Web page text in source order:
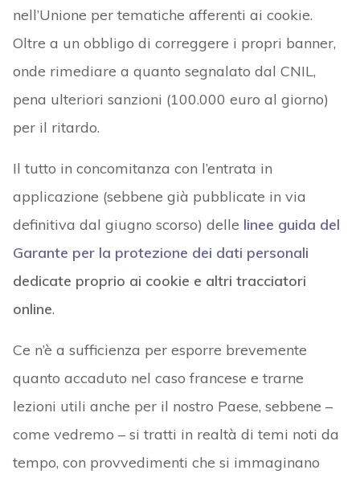
nell’Unione per tematiche afferenti ai cookie.
Oltre a un obbligo di correggere i propri banner,
onde rimediare a quanto segnalato dal CNIL,
pena ulteriori sanzioni (100.000 euro al giorno)
per il ritardo.
Il tutto in concomitanza con l’entrata in
applicazione (sebbene già pubblicate in via
definitiva dal giugno scorso) delle linee guida del
Garante per la protezione dei dati personali
dedicate proprio ai cookie e altri tracciatori
online.
Ce n’è a sufficienza per esporre brevemente
quanto accaduto nel caso francese e trarne
lezioni utili anche per il nostro Paese, sebbene –
come vedremo – si tratti in realtà di temi noti da
tempo, con provvedimenti che si immaginano